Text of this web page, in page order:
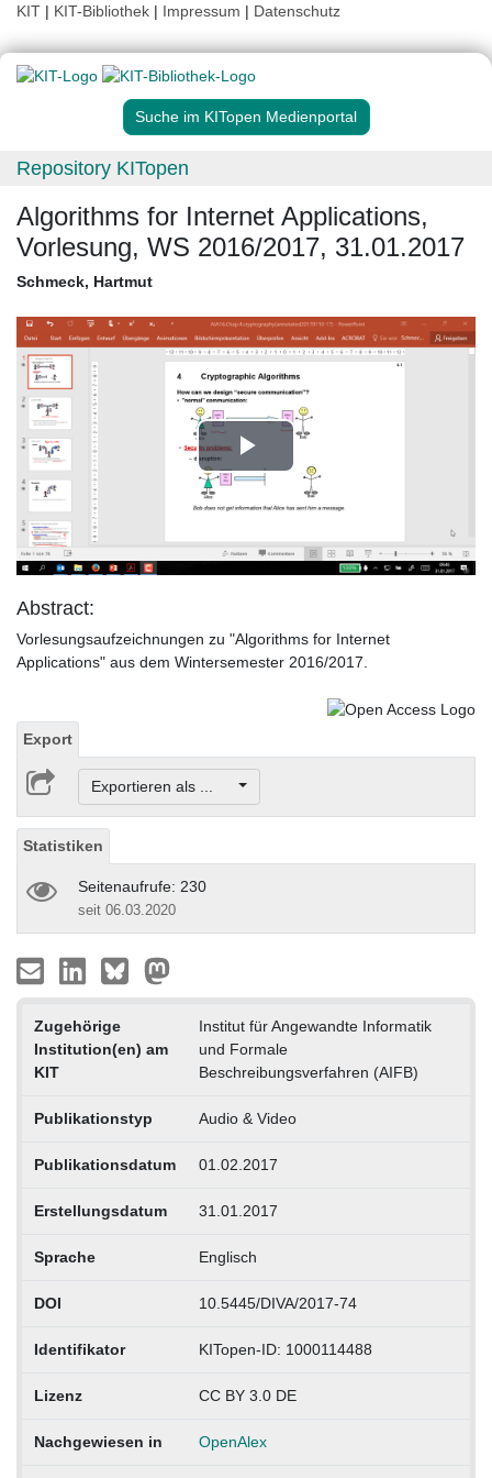
KIT | KIT-Bibliothek | Impressum | Datenschutz
Suche im KITopen Medienportal
Repository KITopen
Algorithms for Internet Applications,
Vorlesung, WS 2016/2017, 31.01.2017
Schmeck, Hartmut
Play
Video
Abstract:
Vorlesungsaufzeichnungen zu "Algorithms for Internet
Applications" aus dem Wintersemester 2016/2017.
Export
Exportieren als ...
Statistiken
Seitenaufrufe: 230
seit 06.03.2020
Zugehörige
Institution(en) am
KIT
Institut für Angewandte Informatik
und Formale
Beschreibungsverfahren (AIFB)
Publikationstyp Audio & Video
Publikationsdatum 01.02.2017
Erstellungsdatum 31.01.2017
Sprache Englisch
DOI 10.5445/DIVA/2017-74
Identifikator KITopen-ID: 1000114488
Lizenz CC BY 3.0 DE
Nachgewiesen in OpenAlex